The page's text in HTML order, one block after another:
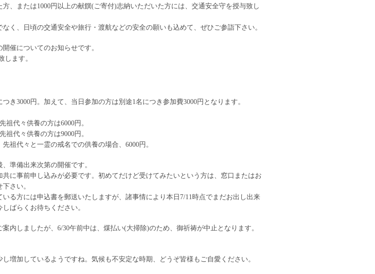
方、または1000円以上の献饌(ご寄付)志納いただいた方には、交通安全守を授与致し
なく、日頃の交通安全や旅行・渡航などの安全の願いも込めて、ぜひご参詣下さい。
催についてのお知らせです。
します。
き3000円。加えて、当日参加の方は別途1名につき参加費3000円となります。
祖代々供養の方は6000円。
祖代々供養の方は9000円。
先祖代々と一霊の戒名での供養の場合、6000円。
準備出来次第の開催です。
共に事前申し込みが必要です。初めてだけど受けてみたいという方は、窓口またはお
さい。
る方には申込書を郵送いたしますが、諸事情により本日7/11時点でまだお出し出来
ばらくお待ちください。
内しましたが、6/30午前中は、煤払い(大掃除)のため、御祈祷が中止となります。
し増加しているようですね。気候も不安定な時期、どうぞ皆様もご自愛ください。